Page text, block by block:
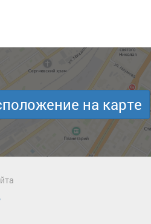
на карте